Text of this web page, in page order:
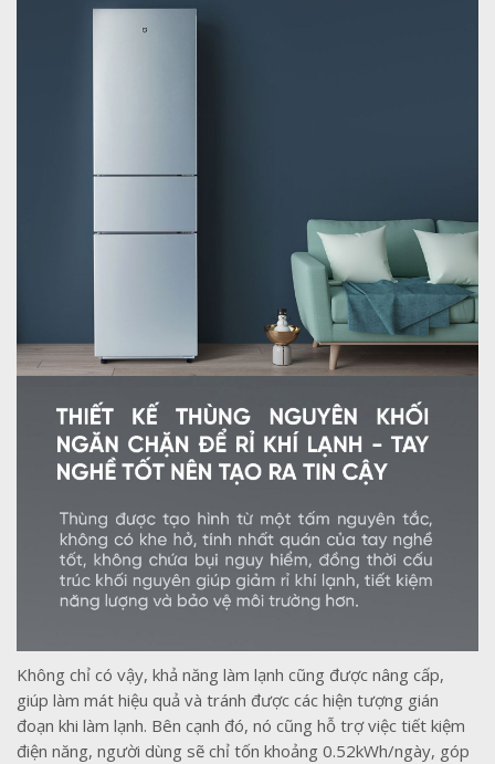
Không chỉ có vậy, khả năng làm lạnh cũng được nâng cấp,
giúp làm mát hiệu quả và tránh được các hiện tượng gián
đoạn khi làm lạnh. Bên cạnh đó, nó cũng hỗ trợ việc tiết kiệm
điện năng, người dùng sẽ chỉ tốn khoảng 0.52kWh/ngày, góp